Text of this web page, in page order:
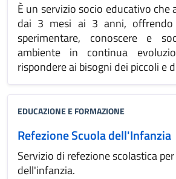
È un servizio socio educativo che
dai 3 mesi ai 3 anni,
sperimentare, conoscere e
ambiente in continua
rispondere ai bisogni dei piccoli e
EDUCAZIONE E FORMAZIONE
Refezione Scuola dell'Infanzia
Servizio di refezione scolastica
dell'infanzia.